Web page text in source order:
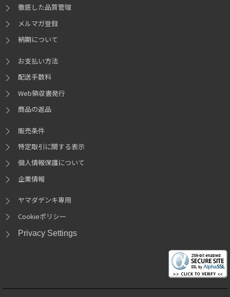
徹底した品質管理
メルマガ登録
納期について
お支払い方法
配送手数料
Web領収書発行
商品の返品
販売条件
特定取引に関する表示
個人情報保護について
企業情報
ヤマダデンキ専用
Cookieポリシー
Privacy Settings